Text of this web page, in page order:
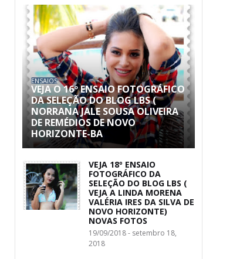
ENSAIOS
VEJA O 16º ENSAIO FOTOGRÁFICO
DA SELEÇÃO DO BLOG LBS (
NORRANA JALE SOUSA OLIVEIRA
DE REMÉDIOS DE NOVO
HORIZONTE-BA
VEJA 18º ENSAIO
FOTOGRÁFICO DA
SELEÇÃO DO BLOG LBS (
VEJA A LINDA MORENA
VALÉRIA IRES DA SILVA DE
NOVO HORIZONTE)
NOVAS FOTOS
19/09/2018 - setembro 18,
2018